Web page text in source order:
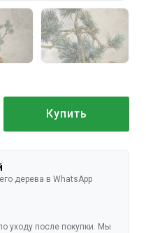
Купить
дерева в WhatsApp
уходу после покупки. Мы